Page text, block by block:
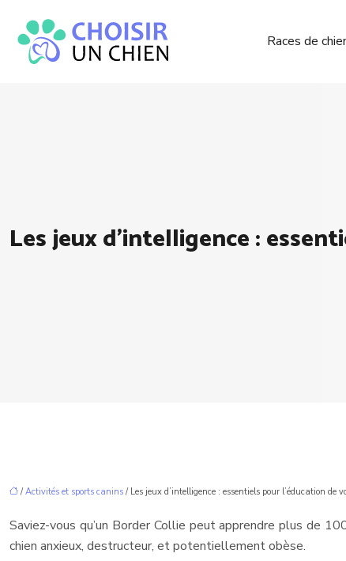
Races de
Les jeux d’intelligence :
/Activités et sports canins / Les jeux d’intelligence : essentiels pour l’éducation de
Saviez-vous qu’un Border Collie peut apprendre plus de
chien anxieux, destructeur, et potentiellement obèse.